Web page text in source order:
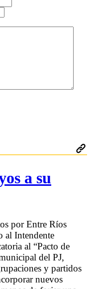
a su
por Entre Ríos
al Intendente
al “Pacto de
del PJ,
y partidos
nuevos